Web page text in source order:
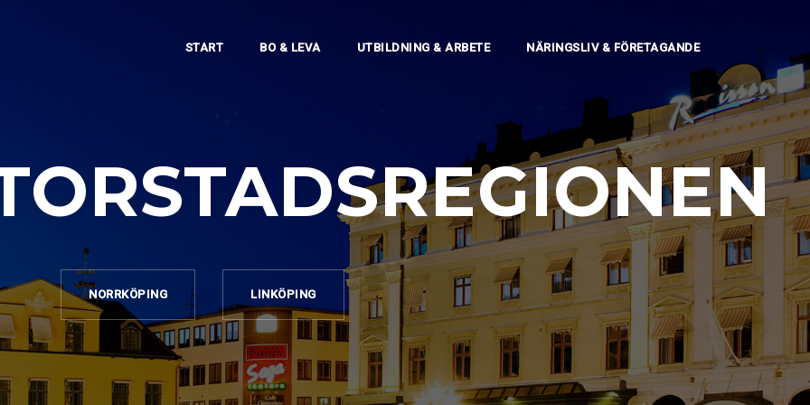
START BO & LEVA UTBILDNING & ARBETE NÄRINGSLIV & FÖRETAGANDE
NORRKÖPING LINKÖPING